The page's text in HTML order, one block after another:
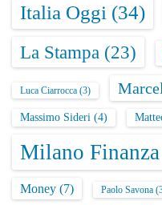
Italia Oggi (34)
La Stampa (23)
Luca Ciarrocca (3)
Massimo Sideri (4)
Milano Finanza
Money (7) Paolo Savona